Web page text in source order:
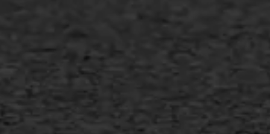
Gietasfalt reparatie